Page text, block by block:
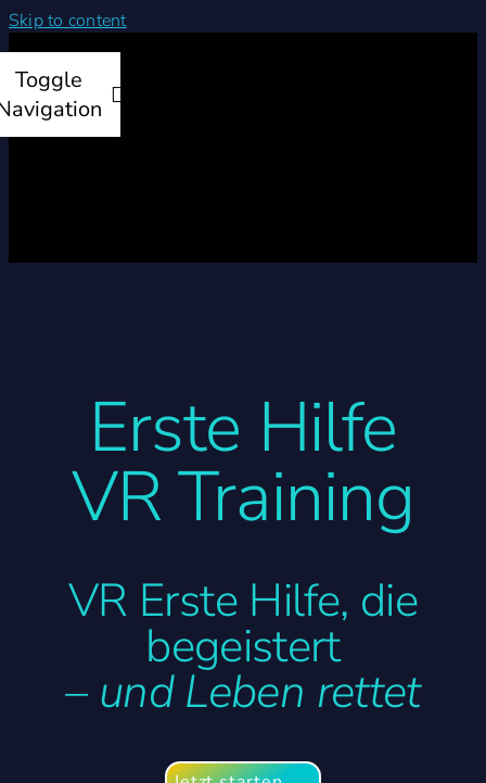
Skip to content
Toggle
Unternehmen
Anfrage
EN
Erste Hilfe
VR Training
VR Erste Hilfe, die
begeistert
– und Leben rettet